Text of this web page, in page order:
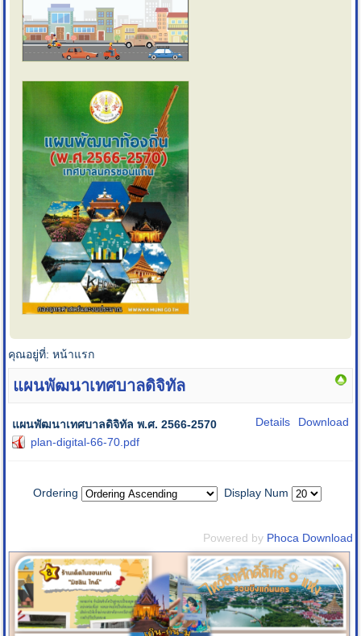
คุณอยู่ที่:หน้าแรก
แผนพัฒนาเทศบาลดิจิทัล
แผนพัฒนาเทศบาลดิจิทัล พ.ศ. 2566-2570
plan-digital-66-70.pdf
Download
Details
Ordering Display Num
Powered by Phoca Download